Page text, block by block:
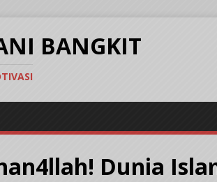
BANGKIT
Dunia